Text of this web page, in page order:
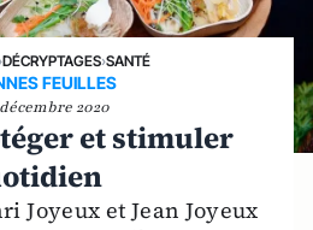
›DÉCRYPTAGES›SANTÉ
FEUILLES
2020
et stimuler
Joyeux et Jean Joyeux